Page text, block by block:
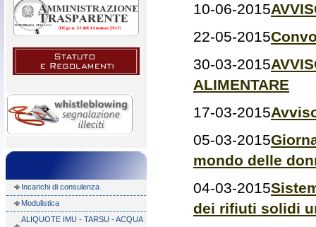
10-06-2015
22-05-2015
30-03-2015
ALIMENTARE
17-03-2015
05-03-2015
mondo delle
04-03-2015
dei rifiuti solidi
Incarichi di consulenza
Modulistica
ALIQUOTE IMU - TARSU - ACQUA